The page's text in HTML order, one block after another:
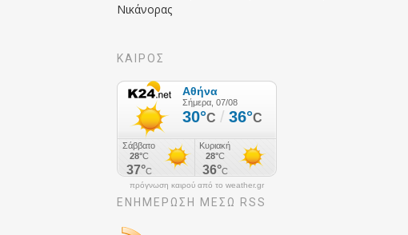
Νικάνορας
ΚΑΙΡΟΣ
πρόγνωση καιρού από το weather.gr
ΕΝΗΜΈΡΩΣΉ ΜΕΣΩ RSS